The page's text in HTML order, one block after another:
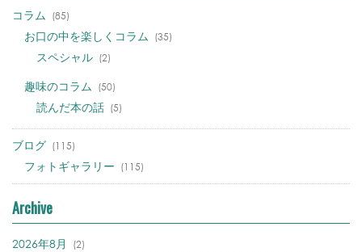
コラム (85)
お口の中を楽しくコラム (35)
スペシャル (2)
趣味のコラム (50)
読んだ本の話 (5)
ブログ (115)
フォトギャラリー (115)
Archive
2026年8月 (2)